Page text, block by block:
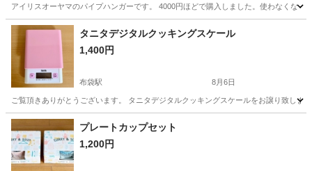
アイリスオーヤマのパイプハンガーです。 4000円ほどで購入しました。使わなくな
愛知 江南市 柏森駅 洗濯用品 パイプ
タニタデジタルクッキングスケール
1,400円
布袋駅 8月6日
ご覧頂きありがとうございます。 タニタデジタルクッキングスケールをお譲り致し
愛知 江南市 布袋駅 調理器具
プレートカップセット
1,200円